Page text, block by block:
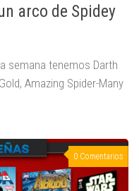
arco de Spidey
semana tenemos Darth
Amazing Spider-Many
0 Comentarios